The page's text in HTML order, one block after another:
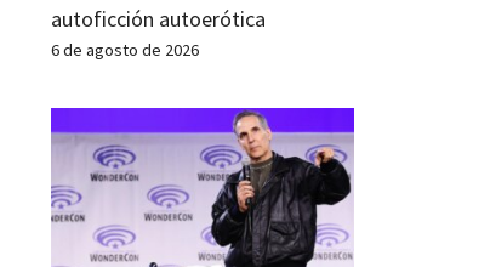
autoficción autoerótica
6 de agosto de 2026